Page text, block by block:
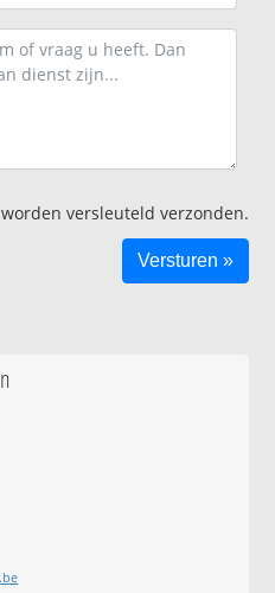
versleuteld verzonden.